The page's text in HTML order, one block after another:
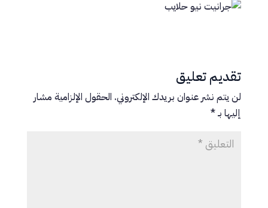
تقديم تعليق
لن يتم نشر عنوان بريدك الإلكتروني. الحقول الإلزامية مشار
إليها بـ*